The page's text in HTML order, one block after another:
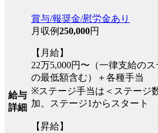
給与
詳細
賞与/報奨金/慰労金あり
月収例250,000円
【月給】
22万5,000円〜（一律支給の
の最低額含む）＋各種手当
※ステージ手当は＜ステージ
加。ステージ1からスタート
【昇給】